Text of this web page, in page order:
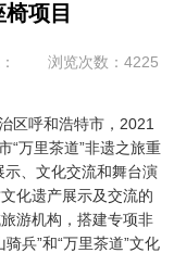
项目
浏览次数：4225
区呼和浩特市，2021
“万里茶道”非遗之旅重
、文化交流和舞台演
化遗产展示及交流的
游机构，搭建专项非
兵”和“万里茶道”文化